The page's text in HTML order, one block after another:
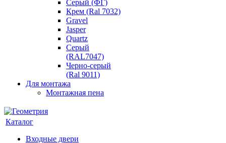
Серый (ФГ)
Крем (Ral 7032)
Gravel
Jasper
Quartz
Серый
(RAL7047)
Черно-серый
(Ral 9011)
Для монтажа
Монтажная пена
Каталог
Входные двери